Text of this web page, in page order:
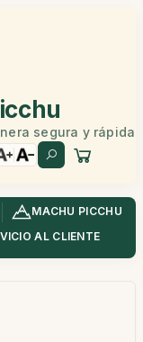
segura y rápida
MACHU PICCHU
AL CLIENTE